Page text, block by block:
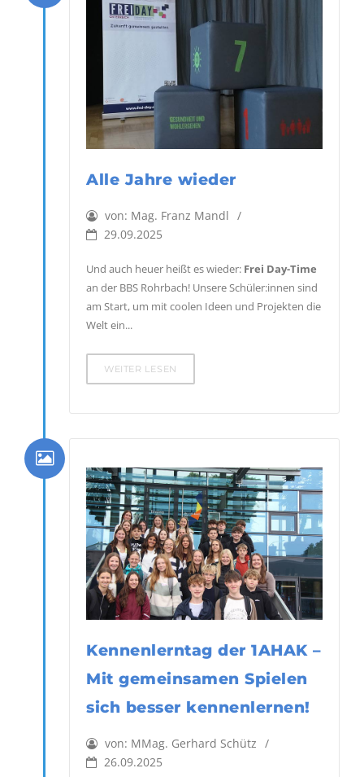
Alle Jahre wieder
von: Mag. Franz Mandl
29.09.2025
Und auch heuer heißt es wieder: Frei Day-Time
an der BBS Rohrbach! Unsere Schüler:innen sind
am Start, um mit coolen Ideen und Projekten die
Welt ein...
WEITER LESEN
Kennenlerntag der 1AHAK –
Mit gemeinsamen Spielen
sich besser kennenlernen!
von: MMag. Gerhard Schütz
26.09.2025